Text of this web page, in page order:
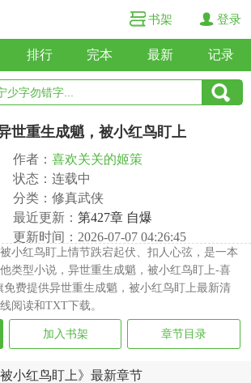
书架 登录
排行 完本 最新 记录
世重生成魈，被小红鸟盯上
作者： 喜欢关关的姬策
状态：连载中
分类：修真武侠
最近更新： 第427章 自爆
更新时间：2026-07-07 04:26:45
小红鸟盯上情节跌宕起伏、扣人心弦，是一本
类型小说，异世重生成魈，被小红鸟盯上-喜
费提供异世重生成魈，被小红鸟盯上最新清
阅读和TXT下载。
加入书架 章节目录
小红鸟盯上》最新章节